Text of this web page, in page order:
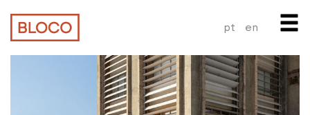
pt en